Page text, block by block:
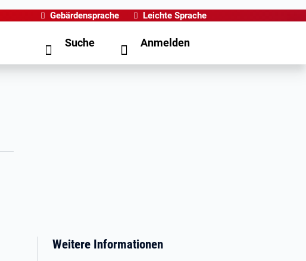
Gebärdensprache Leichte Sprache
Suche Anmelden
Weitere Informationen